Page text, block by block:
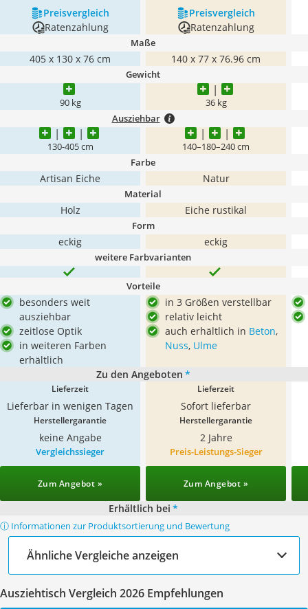
Preis­vergleich
Preis­vergleich
Ratenzahlung
Ratenzahlung
Maße
405 x 130 x 76 cm ‎140 x 77 x 76.96 cm
Gewicht
90 kg 36 kg
Ausziehbar
130-405 cm 140–180–240 cm
Farbe
Artisan Eiche Natur
Material
Holz Eiche rustikal
Form
eckig eckig
weitere Farbvarianten
Vorteile
besonders weit
ausziehbar
zeitlose Optik
in weiteren Farben
erhältlich
in 3 Größen verstellbar
relativ leicht
auch erhältlich in Beton,
Nuss, Ulme
Zu den Angeboten *
Lieferzeit
Lieferbar in wenigen Tagen
Lieferzeit
Sofort lieferbar
Herstellergarantie
keine Angabe
Herstellergarantie
2 Jahre
Vergleichssieger
Zum Angebot »
Preis-Leistungs-Sieger
Zum Angebot »
Erhältlich bei *
ⓘ Informationen zur Produktsortierung und Bewertung
Ähnliche Vergleiche anzeigen
Ausziehtisch Vergleich 2026 Empfehlungen